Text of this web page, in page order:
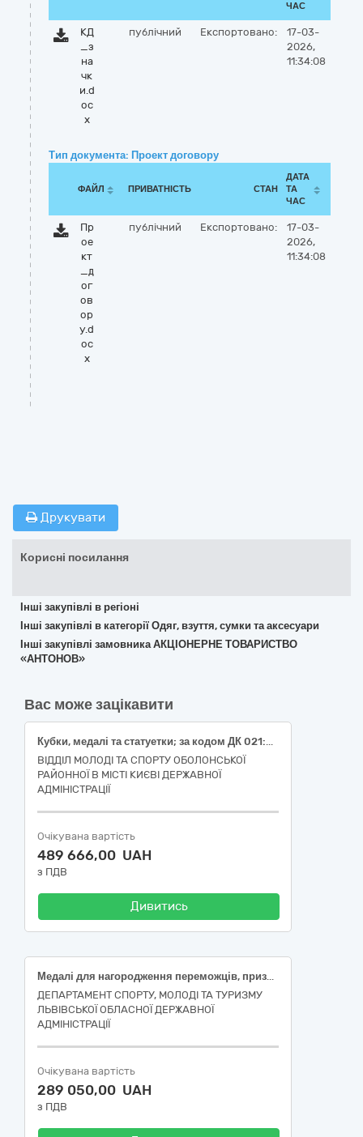
ЧАС
КД
_з
на
чк
и.d
oc
x
публічний Експортовано:
17-03-
2026,
11:34:08
Тип документа: Проект договору
ФАЙЛ ПРИВАТНІСТЬ СТАН
ДАТА
ТА
ЧАС
Пр
ое
кт
_д
ог
ов
ор
у.d
oc
x
публічний Експортовано:
17-03-
2026,
11:34:08
Друкувати
Корисні посилання
Інші закупівлі в регіоні
Інші закупівлі в категорії Одяг, взуття, сумки та аксесуари
Інші закупівлі замовника АКЦІОНЕРНЕ ТОВАРИСТВО
«АНТОНОВ»
Вас може зацікавити
Кубки, медалі та статуетки; за кодом ДК 021:2015 (СРV): 18530000-3 Подарунки та нагороди
ВІДДІЛ МОЛОДІ ТА СПОРТУ ОБОЛОНСЬКОЇ
РАЙОННОЇ В МІСТІ КИЄВІ ДЕРЖАВНОЇ
АДМІНІСТРАЦІЇ
Очікувана вартість
489 666,00 UAH
з ПДВ
Дивитись
Медалі для нагородження переможців, призерів та учасників обласних спортивно-масових заходів з олімпійських видів спорту у 2026 році
ДЕПАРТАМЕНТ СПОРТУ, МОЛОДІ ТА ТУРИЗМУ
ЛЬВІВСЬКОЇ ОБЛАСНОЇ ДЕРЖАВНОЇ
АДМІНІСТРАЦІЇ
Очікувана вартість
289 050,00 UAH
з ПДВ